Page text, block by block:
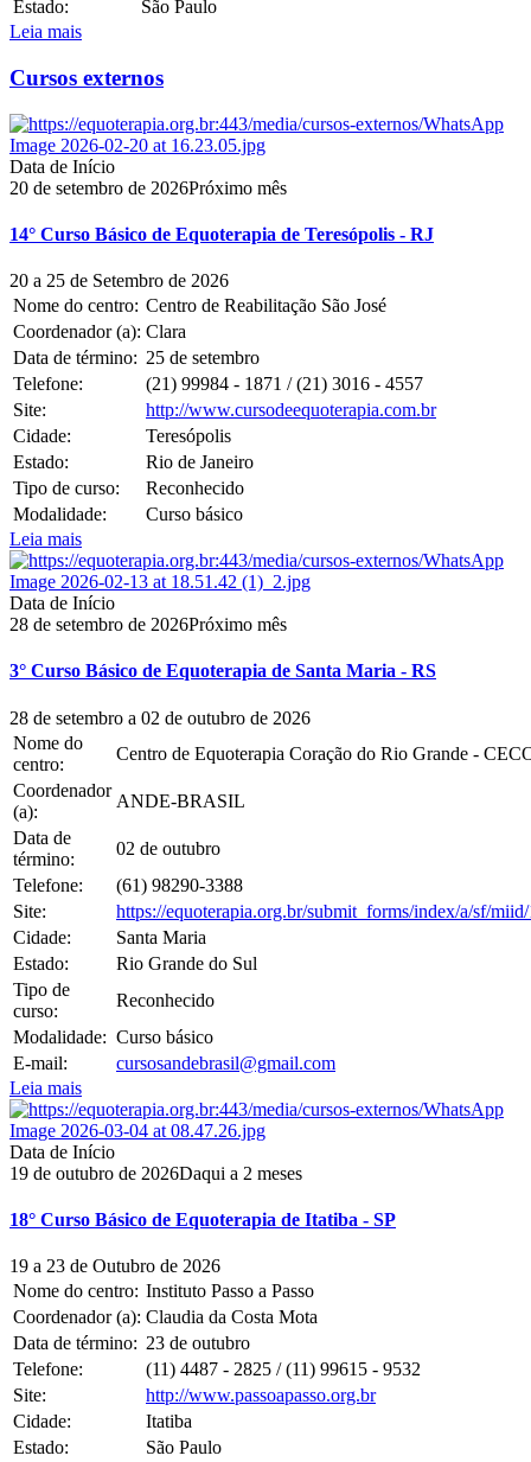
Estado:
São Paulo
Leia mais
Cursos externos
Data de Início
20 de setembro de 2026Próximo mês
14° Curso Básico de Equoterapia de Teresópolis - RJ
20 a 25 de Setembro de 2026
Nome do centro: Centro de Reabilitação São José
Coordenador (a): Clara
Data de término: 25 de setembro
Telefone:
(21) 99984 - 1871 / (21) 3016 - 4557
Site:
http://www.cursodeequoterapia.com.br
Cidade:
Teresópolis
Estado:
Rio de Janeiro
Tipo de curso:
Reconhecido
Modalidade:
Curso básico
Leia mais
Data de Início
28 de setembro de 2026Próximo mês
3° Curso Básico de Equoterapia de Santa Maria - RS
28 de setembro a 02 de outubro de 2026
Nome do
centro:
Centro de Equoterapia Coração do Rio Grande -
Coordenador
(a):
ANDE-BRASIL
Data de
término:
02 de outubro
Telefone:
(61) 98290-3388
Site:
https://equoterapia.org.br/submit_forms/index/a/sf/
Cidade:
Santa Maria
Estado:
Rio Grande do Sul
Tipo de
curso:
Reconhecido
Modalidade: Curso básico
E-mail:
cursosandebrasil@gmail.com
Leia mais
Data de Início
19 de outubro de 2026Daqui a 2 meses
18° Curso Básico de Equoterapia de Itatiba - SP
19 a 23 de Outubro de 2026
Nome do centro: Instituto Passo a Passo
Coordenador (a): Claudia da Costa Mota
Data de término: 23 de outubro
Telefone:
(11) 4487 - 2825 / (11) 99615 - 9532
Site:
http://www.passoapasso.org.br
Cidade:
Itatiba
Estado:
São Paulo